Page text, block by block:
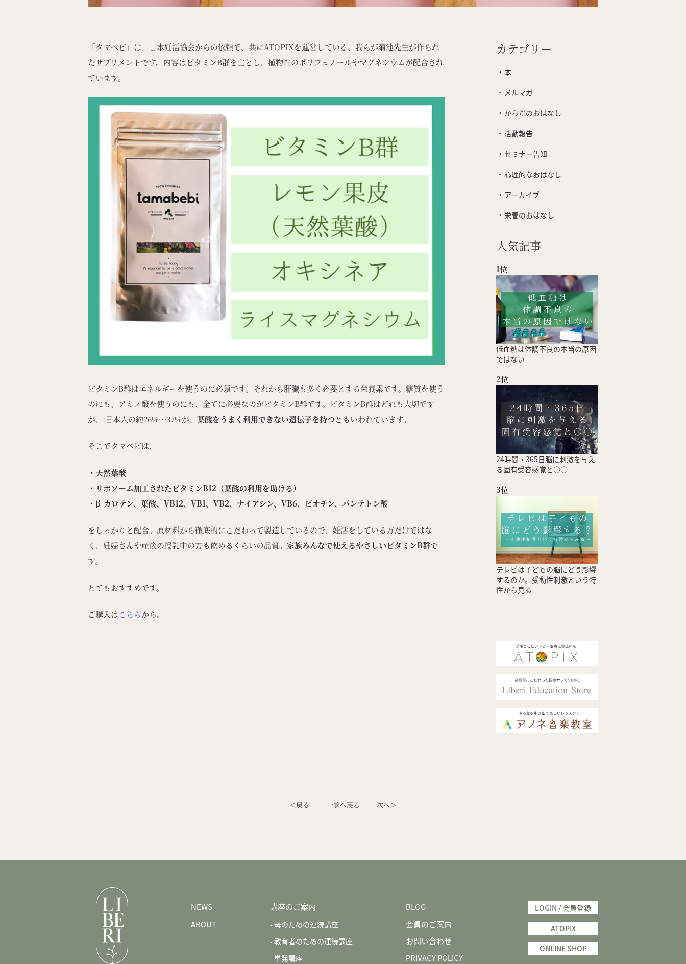
「タマベビ」は、日本妊活協会からの依頼で、共にATOPIXを運営している、我らが菊池先生が作られ
たサプリメントです。内容はビタミンB群を主とし、植物性のポリフェノールやマグネシウムが配合され
ています。
ビタミンB群はエネルギーを使うのに必須です。それから肝臓も多く必要とする栄養素です。糖質を使う
のにも、アミノ酸を使うのにも、全てに必要なのがビタミンB群です。ビタミンB群はどれも大切です
が、 日本人の約26%〜37%が、 葉酸をうまく利用できない遺伝子を持つともいわれています。
そこでタマべビは、
・天然葉酸
・リポソーム加工されたビタミンB12（葉酸の利用を助ける）
・β-カロテン、葉酸、VB12、VB1、VB2、ナイアシン、VB6、ビオチン、パンテトン酸
をしっかりと配合。原材料から徹底的にこだわって製造しているので、妊活をしている方だけではな
く、妊婦さんや産後の授乳中の方も飲めるくらいの品質。 家族みんなで使えるやさしいビタミンB群で
す。
とてもおすすめです。
ご購入はこちらから。
カテゴリー
本
メルマガ
からだのおはなし
活動報告
セミナー告知
心理的なおはなし
アーカイブ
栄養のおはなし
人気記事
1位
低血糖は体調不良の本当の原因
ではない
2位
24時間・365日脳に刺激を与え
る固有受容感覚と○○
3位
テレビは子どもの脳にどう影響
するのか。受動性刺激という特
性から見る
＜戻る 一覧へ戻る 次へ＞
NEWS
ABOUT
講座のご案内
母のための連続講座
教育者のための連続講座
単発講座
BLOG
会員のご案内
お問い合わせ
PRIVACY POLICY
LOGIN / 会員登録
ATOPIX
ONLINE SHOP